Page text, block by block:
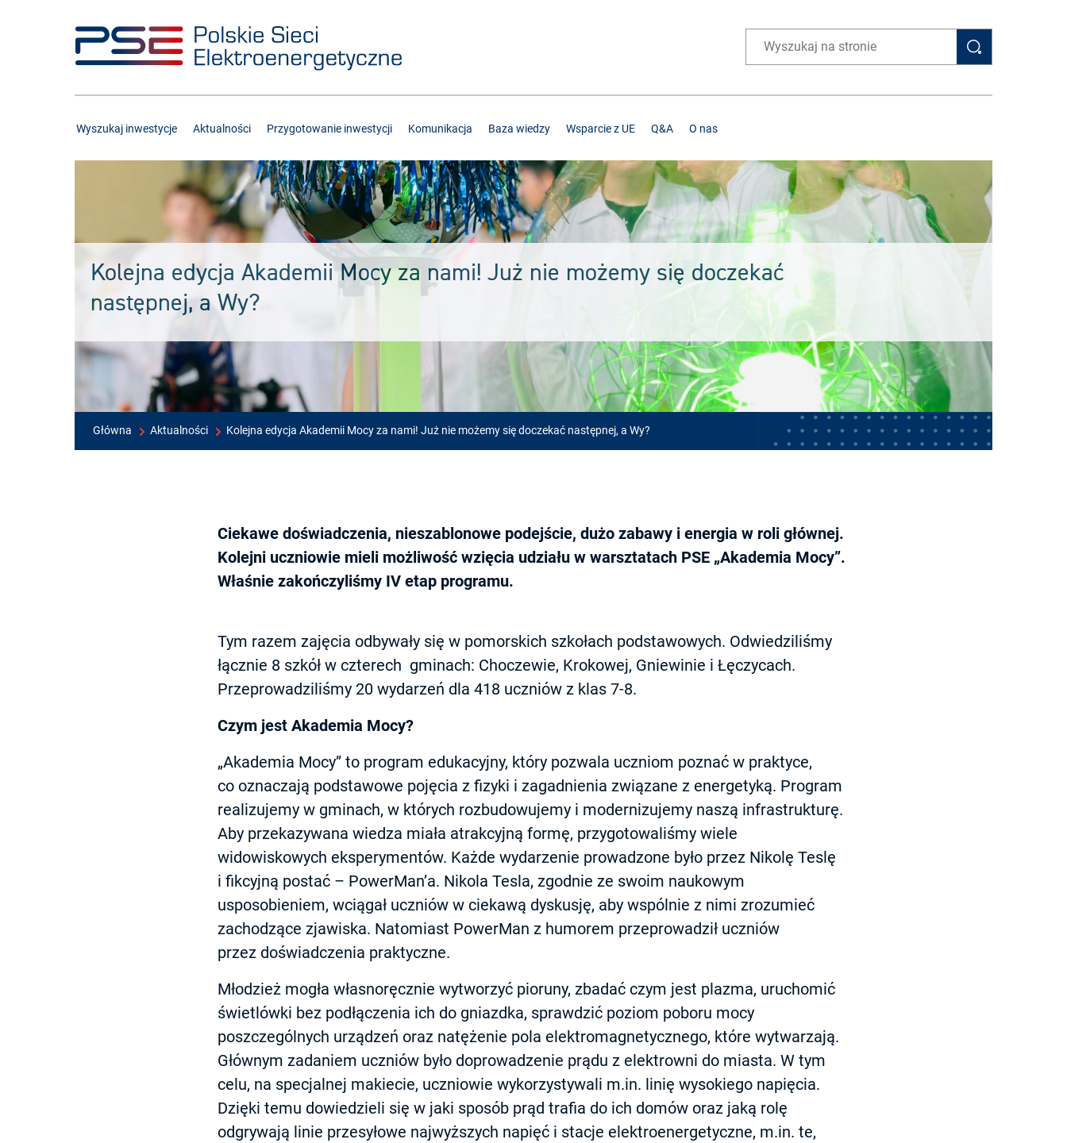
Wpisz wyszukiwaną frazę
Wyszukaj inwestycje Aktualności Przygotowanie inwestycji Komunikacja Baza wiedzy Wsparcie z UE Q&A O nas
Kolejna edycja Akademii Mocy za nami! Już nie możemy się doczekać
następnej, a Wy?
Główna Aktualności Kolejna edycja Akademii Mocy za nami! Już nie możemy się doczekać następnej, a Wy?
Ciekawe doświadczenia, nieszablonowe podejście, dużo zabawy i energia w roli głównej.
Kolejni uczniowie mieli możliwość wzięcia udziału w warsztatach PSE „Akademia Mocy”.
Właśnie zakończyliśmy IV etap programu.
Tym razem zajęcia odbywały się w pomorskich szkołach podstawowych. Odwiedziliśmy
łącznie 8 szkół w czterech gminach: Choczewie, Krokowej, Gniewinie i Łęczycach.
Przeprowadziliśmy 20 wydarzeń dla 418 uczniów z klas 7-8.
Czym jest Akademia Mocy?
„Akademia Mocy” to program edukacyjny, który pozwala uczniom poznać w praktyce,
co oznaczają podstawowe pojęcia z fizyki i zagadnienia związane z energetyką. Program
realizujemy w gminach, w których rozbudowujemy i modernizujemy naszą infrastrukturę.
Aby przekazywana wiedza miała atrakcyjną formę, przygotowaliśmy wiele
widowiskowych eksperymentów. Każde wydarzenie prowadzone było przez Nikolę Teslę
i fikcyjną postać – PowerMan’a. Nikola Tesla, zgodnie ze swoim naukowym
usposobieniem, wciągał uczniów w ciekawą dyskusję, aby wspólnie z nimi zrozumieć
zachodzące zjawiska. Natomiast PowerMan z humorem przeprowadził uczniów
przez doświadczenia praktyczne.
Młodzież mogła własnoręcznie wytworzyć pioruny, zbadać czym jest plazma, uruchomić
świetlówki bez podłączenia ich do gniazdka, sprawdzić poziom poboru mocy
poszczególnych urządzeń oraz natężenie pola elektromagnetycznego, które wytwarzają.
Głównym zadaniem uczniów było doprowadzenie prądu z elektrowni do miasta. W tym
celu, na specjalnej makiecie, uczniowie wykorzystywali m.in. linię wysokiego napięcia.
Dzięki temu dowiedzieli się w jaki sposób prąd trafia do ich domów oraz jaką rolę
odgrywają linie przesyłowe najwyższych napięć i stacje elektroenergetyczne, m.in. te,